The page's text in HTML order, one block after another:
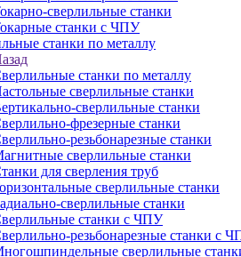
сверлильные станки
станки с ЧПУ
станки по металлу
станки по металлу
сверлильные станки
сверлильные станки
фрезерные станки
резьбонарезные станки
сверлильные станки
для сверления труб
сверлильные станки
сверлильные станки
станки с ЧПУ
резьбонарезные станки с
сверлильные